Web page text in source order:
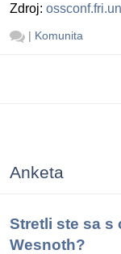
Zdroj:
| Komunita
Anketa
Stretli ste sa s
Wesnoth?